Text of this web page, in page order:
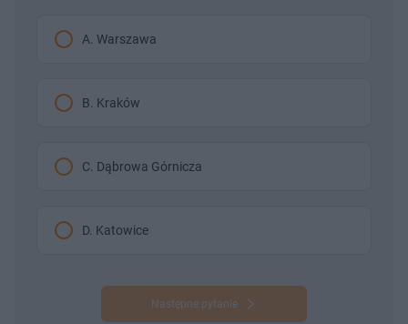
A. Warszawa
B. Kraków
C. Dąbrowa Górnicza
D. Katowice
Następne pytanie